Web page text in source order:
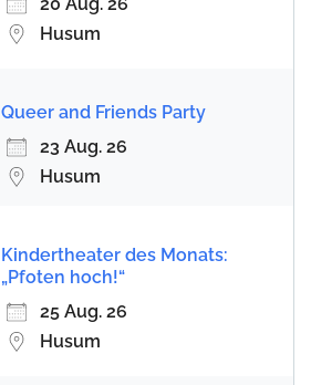
Husum
Queer and Friends Party
23 Aug. 26
Husum
Kindertheater des Monats:
„Pfoten hoch!“
25 Aug. 26
Husum